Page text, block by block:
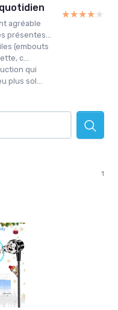
agréable
présentes...
(embouts
c...
qui
plus sol...
★★★★★
★★★★★
1